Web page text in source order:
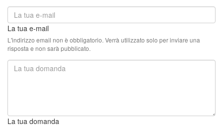
La tua e-mail
L'indirizzo email non è obbligatorio. Verrà utilizzato solo per inviare una
risposta e non sarà pubblicato.
La tua domanda